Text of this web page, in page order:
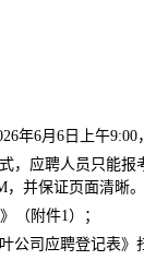
年6月6日上午
，应聘人员只能
并保证页面清晰。
（附件1）；
公司应聘登记表》